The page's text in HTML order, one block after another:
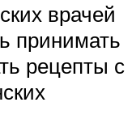
врачей
принимать
рецепты с